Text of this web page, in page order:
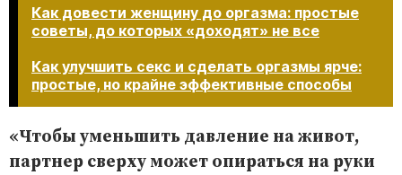
Как довести женщину до оргазма: простые
советы, до которых «доходят» не все
Как улучшить секс и сделать оргазмы ярче:
простые, но крайне эффективные способы​​​​​​​
«Чтобы уменьшить давление на живот,
партнер сверху может опираться на руки